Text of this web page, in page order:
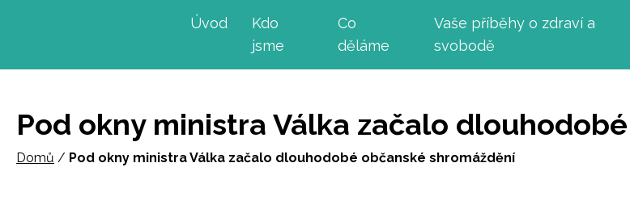
Úvod
Kdo
jsme
Co
děláme
Vaše příběhy o zdraví a
svobodě
Pod okny ministra Válka začalo
Domů / Pod okny ministra Válka začalo dlouhodobé občanské shromáždění